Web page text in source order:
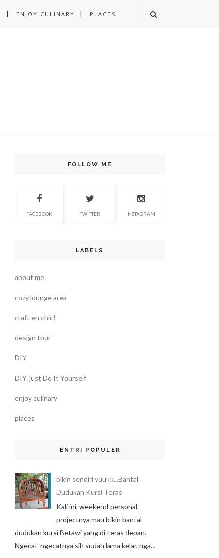
ENJOY CULINARY PLACES
FOLLOW ME
FACEBOOK TWITTER INSTAGRAM
LABELS
about me
cozy lounge area
craft en chic!
design tour
DIY
DIY. just Do It Yourself
enjoy culinary
places
ENTRI POPULER
bikin sendiri yuukk...Bantal
Dudukan Kursi Teras
Kali ini, weekend personal
projectnya mau bikin bantal
dudukan kursi Betawi yang di teras depan.
Ngecat-ngecatnya sih sudah lama kelar, nga...